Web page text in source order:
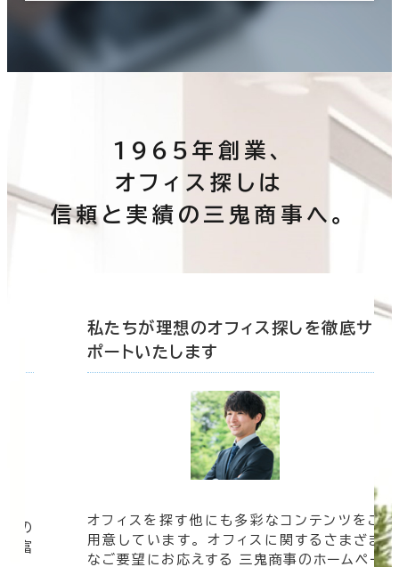
1965年創業、
オフィス探しは
信頼と実績の三鬼商事へ。
の
豊富
私たちが理想のオフィス探しを徹底サ
ポートいたします
オフィスを探す他にも多彩なコンテンツをご
用意しています。 オフィスに関するさまざま
なご要望にお応えする 三鬼商事のホームペー